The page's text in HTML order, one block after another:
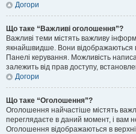
Догори
Що таке “Важливі оголошення”?
Важливі теми містять важливу
якнайшвидше. Вони відображаються
Панелі керування. Можливість
залежить від прав доступу,
Догори
Що таке “Оголошення”?
Оголошення найчастіше містять
переглядаєте в даний момент, і вам
Оголошення відображаються в